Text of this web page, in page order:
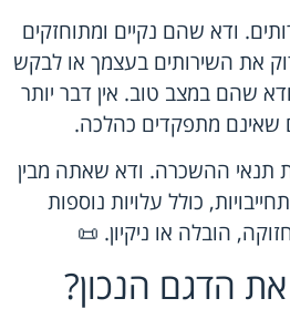
ודא שהם נקיים ומתוחזקים
את השירותים בעצמך או לבקש
שהם במצב טוב. אין דבר יותר
שאינם מתפקדים כהלכה.
תנאי ההשכרה. ודא שאתה מבין
כולל עלויות נוספות
הובלה או ניקיון. 📜
הדגם הנכון?